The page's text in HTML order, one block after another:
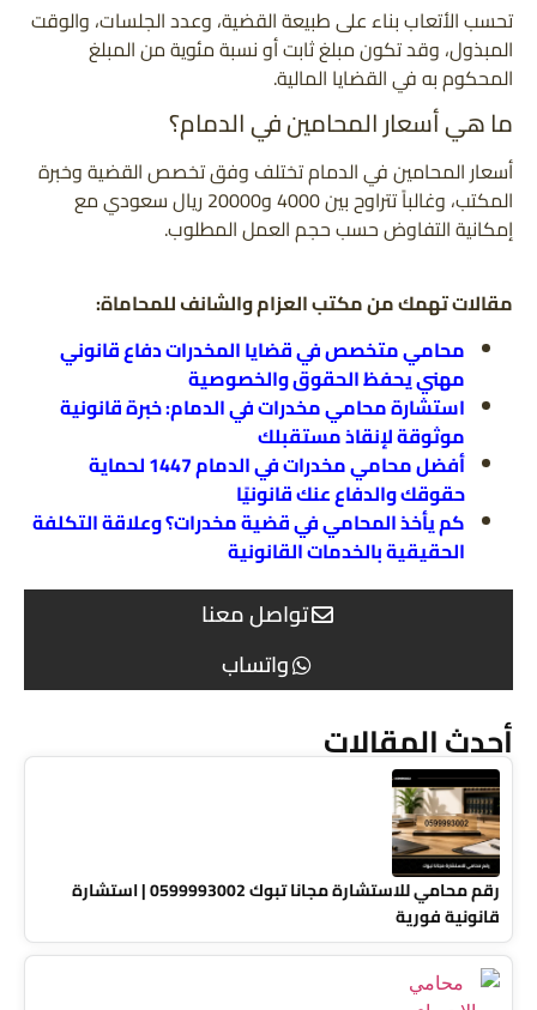
تواصل معنا
واتساب
أحدث المقالات
رقم محامي للاستشارة مجانا تبوك 0599993002 | استشارة
قانونية فورية
تحسب الأتعاب بناء على طبيعة القضية، وعدد الجلسات، والوقت
المبذول، وقد تكون مبلغ ثابت أو نسبة مئوية من المبلغ
المحكوم به في القضايا المالية.
ما هي أسعار المحامين في الدمام؟
أسعار المحامين في الدمام تختلف وفق تخصص القضية وخبرة
المكتب، وغالباً تتراوح بين 4000 و20000 ريال سعودي مع
إمكانية التفاوض حسب حجم العمل المطلوب.
مقالات تهمك من مكتب العزام والشانف للمحاماة:
محامي متخصص في قضايا المخدرات دفاع قانوني
مهني يحفظ الحقوق والخصوصية
استشارة محامي مخدرات في الدمام: خبرة قانونية
موثوقة لإنقاذ مستقبلك
أفضل محامي مخدرات في الدمام 1447 لحماية
حقوقك والدفاع عنك قانونيًا
كم يأخذ المحامي في قضية مخدرات؟ وعلاقة التكلفة
الحقيقية بالخدمات القانونية